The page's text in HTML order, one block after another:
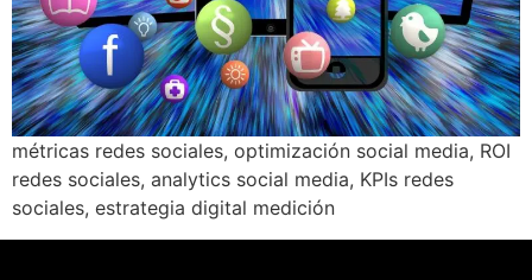
métricas redes sociales, optimización social media, ROI
redes sociales, analytics social media, KPIs redes
sociales, estrategia digital medición